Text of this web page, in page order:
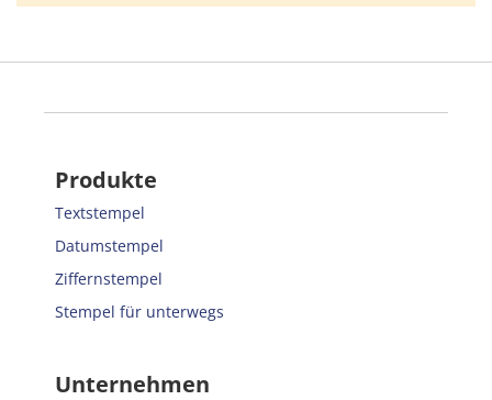
Produkte
Textstempel
Datumstempel
Ziffernstempel
Stempel für unterwegs
Unternehmen